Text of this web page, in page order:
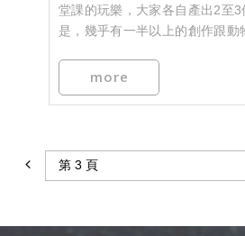
堂課的玩樂，大家各自產出2至3
是，幾乎有一半以上的創作跟動
歡迎來欣賞這些童趣、可愛、美
more